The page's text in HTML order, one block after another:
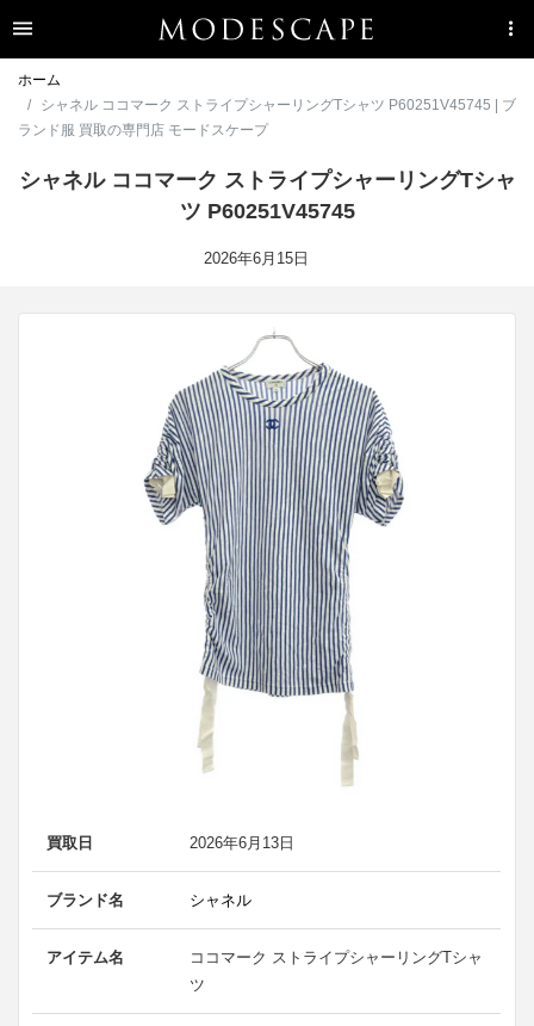
ホーム
シャネル ココマーク ストライプシャーリングTシャツ P60251V45745 | ブ
ランド服 買取の専門店 モードスケープ
シャネル ココマーク ストライプシャーリングTシャ
ツ P60251V45745
2026年6月15日
買取日 2026年6月13日
ブランド名 シャネル
アイテム名
ココマーク ストライプシャーリングTシャ
ツ